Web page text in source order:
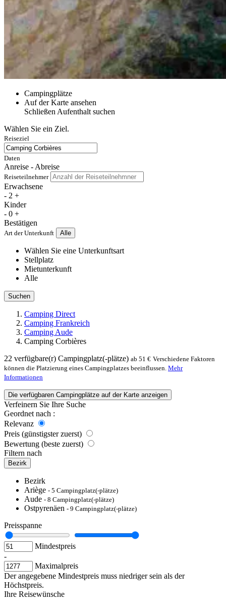
Campingplätze
Auf der Karte ansehen
SchließenAufenthalt suchen
Wählen Sie ein Ziel.
Reiseziel
Daten
Anreise - Abreise
Reiseteilnehmer
Erwachsene
- 2 +
Kinder
- 0 +
Bestätigen
Art der Unterkunft Alle
Wählen Sie eine Unterkunftsart
Stellplatz
Mietunterkunft
Alle
Suchen
Camping Direct
Camping Frankreich
Camping Aude
Camping Corbières
22 verfügbare(r) Campingplatz(-plätze) ab 51 € Verschiedene Faktoren
können die Platzierung eines Campingplatzes beeinflussen. Mehr
Informationen
Die verfügbaren Campingplätze auf der Karte anzeigen
Verfeinern Sie Ihre Suche
Geordnet nach :
Relevanz
Preis (günstigster zuerst)
Bewertung (beste zuerst)
Filtern nach
Bezirk
Bezirk
Ariège - 5 Campingplatz(-plätze)
Aude - 8 Campingplatz(-plätze)
Ostpyrenäen - 9 Campingplatz(-plätze)
Preisspanne
Mindestpreis
-
Maximalpreis
Der angegebene Mindestpreis muss niedriger sein als der
Höchstpreis.
Ihre Reisewünsche